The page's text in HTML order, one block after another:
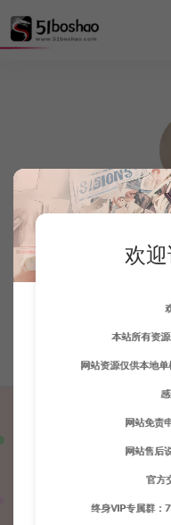
这家伙
人气
问题
欢
本站所有资
网站资源仅供本地
网站免责
网站售后
官方
终身VIP专属群：